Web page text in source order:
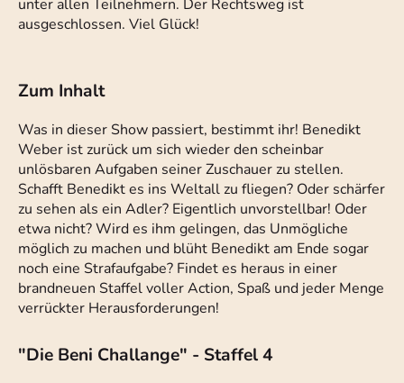
unter allen Teilnehmern. Der Rechtsweg ist
ausgeschlossen. Viel Glück!
Zum Inhalt
Was in dieser Show passiert, bestimmt ihr! Benedikt
Weber ist zurück um sich wieder den scheinbar
unlösbaren Aufgaben seiner Zuschauer zu stellen.
Schafft Benedikt es ins Weltall zu fliegen? Oder schärfer
zu sehen als ein Adler? Eigentlich unvorstellbar! Oder
etwa nicht? Wird es ihm gelingen, das Unmögliche
möglich zu machen und blüht Benedikt am Ende sogar
noch eine Strafaufgabe? Findet es heraus in einer
brandneuen Staffel voller Action, Spaß und jeder Menge
verrückter Herausforderungen!
"Die Beni Challange" - Staffel 4